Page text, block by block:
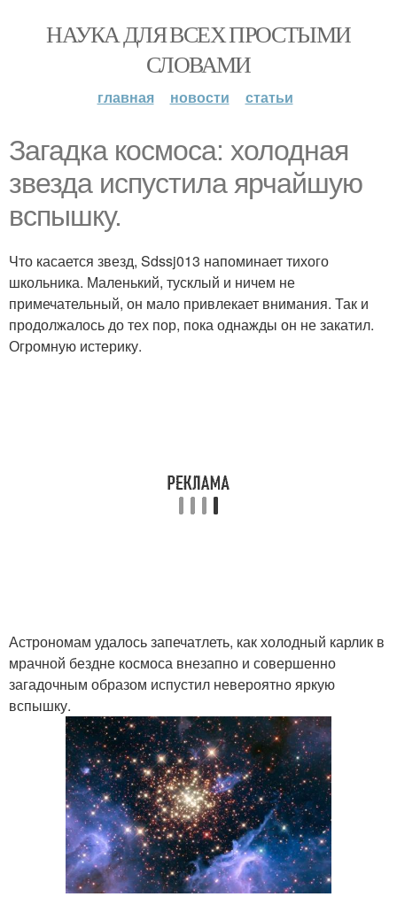
НАУКА ДЛЯ ВСЕХ ПРОСТЫМИ
СЛОВАМИ
главная новости статьи
Загадка космоса: холодная
звезда испустила ярчайшую
вспышку.
Что касается звезд, Sdssj013 напоминает тихого
школьника. Маленький, тусклый и ничем не
примечательный, он мало привлекает внимания. Так и
продолжалось до тех пор, пока однажды он не закатил.
Огромную истерику.
Астрономам удалось запечатлеть, как холодный карлик в
мрачной бездне космоса внезапно и совершенно
загадочным образом испустил невероятно яркую
вспышку.